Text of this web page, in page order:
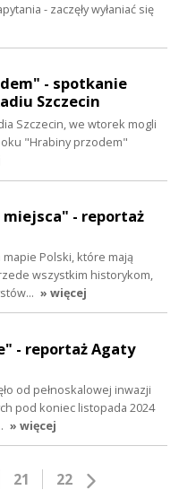
- zaczęły wyłaniać się
- spotkanie
Szczecin
Szczecin, we wtorek mogli
"Hrabiny przodem"
- reportaż
mapie Polski, które mają
wszystkim historykom,
» więcej
- reportaż Agaty
od pełnoskalowej inwazji
pod koniec listopada 2024
» więcej
21 22